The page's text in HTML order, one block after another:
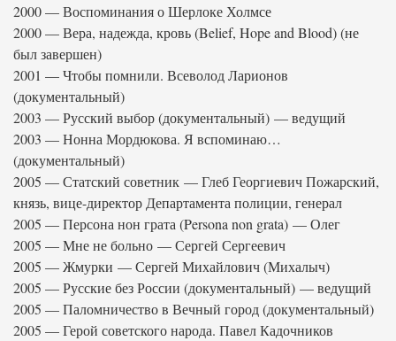
2000 — Воспоминания о Шерлоке Холмсе
2000 — Вера, надежда, кровь (Belief, Hope and Blood) (не
был завершен)
2001 — Чтобы помнили. Всеволод Ларионов
(документальный)
2003 — Русский выбор (документальный) — ведущий
2003 — Нонна Мордюкова. Я вспоминаю…
(документальный)
2005 — Статский советник — Глеб Георгиевич Пожарский,
князь, вице-директор Департамента полиции, генерал
2005 — Персона нон грата (Persona non grata) — Олег
2005 — Мне не больно — Сергей Сергеевич
2005 — Жмурки — Сергей Михайлович (Михалыч)
2005 — Русские без России (документальный) — ведущий
2005 — Паломничество в Вечный город (документальный)
2005 — Герой советского народа. Павел Кадочников